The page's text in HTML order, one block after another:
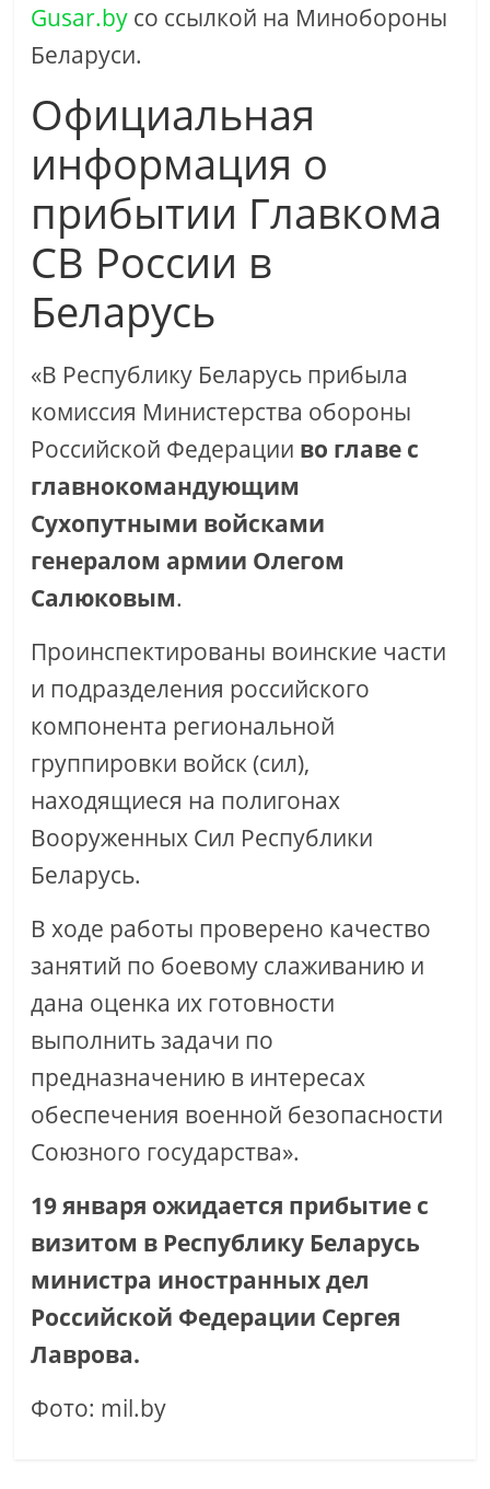
Gusar.by со ссылкой на Минобороны
Беларуси.
Официальная
информация о
прибытии Главкома
СВ России в
Беларусь
«В Республику Беларусь прибыла
комиссия Министерства обороны
Российской Федерации во главе с
главнокомандующим
Сухопутными войсками
генералом армии Олегом
Салюковым.
Проинспектированы воинские части
и подразделения российского
компонента региональной
группировки войск (сил),
находящиеся на полигонах
Вооруженных Сил Республики
Беларусь.
В ходе работы проверено качество
занятий по боевому слаживанию и
дана оценка их готовности
выполнить задачи по
предназначению в интересах
обеспечения военной безопасности
Союзного государства».
19 января ожидается прибытие с
визитом в Республику Беларусь
министра иностранных дел
Российской Федерации Сергея
Лаврова.
Фото: mil.by